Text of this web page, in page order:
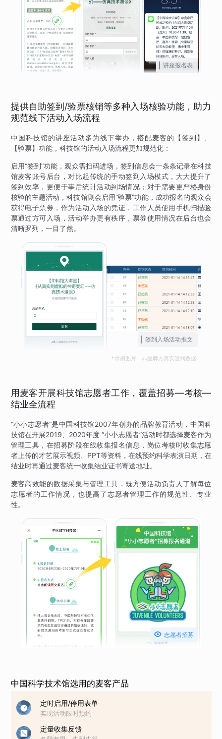
讲座报名表
提供自助签到/验票核销等多种入场核验功能，助力
规范线下活动入场流程
中国科技馆的讲座活动多为线下举办，搭配麦客的【签到】、
【验票】功能，科技馆的活动入场流程更加规范化：
启用“签到”功能，观众需扫码进场，签到信息会一条条记录在科技
馆麦客账号后台，对比起传统的手动签到入场模式，大大提升了
签到效率，更便于事后统计活动到场情况；对于需要更严格身份
核验的主题活动，科技馆则会启用“验票”功能，成功报名的观众会
获得电子票券，作为活动入场的凭证，工作人员使用手机扫描验
票通过方可入场，活动举办更有秩序，票券使用情况在后台也会
清晰罗列，一目了然。
签到入场活动推文
*示例图片，非品牌方真实签到数据
用麦客开展科技馆志愿者工作，覆盖招募—考核—
结业全流程
“小小志愿者”是中国科技馆2007年创办的品牌教育活动，中国科
技馆在开展2019、2020年度 “小小志愿者”活动时都选择麦客作为
管理工具，在招募阶段在线收集报名信息，岗位考核时收集志愿
者上传的才艺展示视频、PPT等资料，在线预约科学表演日期，在
结业时再通过麦客统一收集结业证书寄送地址。
麦客高效能的数据采集与管理工具，既方便活动负责人了解每位
志愿者的工作情况，也提高了志愿者管理工作的规范性、专业
性。
 志愿者招募
中国科学技术馆选用的麦客产品
定时启用/停用表单
实现活动限时预约
定量收集反馈